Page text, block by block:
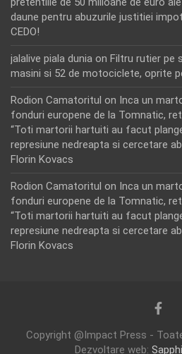
daune pentru abuzurile justitiei
CEDO!
jalalive piala dunia on Filtru rutier pe
masini si 52 de motociclete, oprite
Rodion Camatoritul on Inca un
fonduri europene de la Tomnatic,
“Toti martorii hartuiti au facut
represiune nedreapta si cercetare
Florin Kovacs
Rodion Camatoritul on Inca un
fonduri europene de la Tomnatic,
“Toti martorii hartuiti au facut
represiune nedreapta si cercetare
Florin Kovacs
Copyright @Impact Press -
Dezvoltare web: